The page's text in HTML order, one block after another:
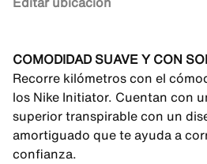
COMODIDAD SUAVE Y CON
Recorre kilómetros con el
los Nike Initiator. Cuentan con
superior transpirable con un
amortiguado que te ayuda a
confianza.